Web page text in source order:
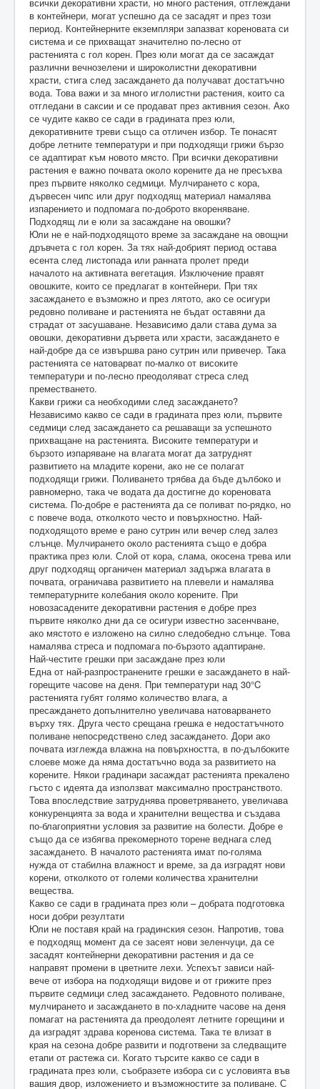
в контейнери, могат успешно да се засадят и през този
период. Контейнерните екземпляри запазват кореновата си
система и се прихващат значително по-лесно от
растенията с гол корен. През юли могат да се засаждат
различни вечнозелени и широколистни декоративни
храсти, стига след засаждането да получават достатъчно
вода. Това важи и за много иглолистни растения, които са
отгледани в саксии и се продават през активния сезон. Ако
се чудите какво се сади в градината през юли,
декоративните треви също са отличен избор. Те понасят
добре летните температури и при подходящи грижи бързо
се адаптират към новото място. При всички декоративни
растения е важно почвата около корените да не пресъхва
през първите няколко седмици. Мулчирането с кора,
дървесен чипс или друг подходящ материал намалява
изпарението и подпомага по-доброто вкореняване.
Подходящ ли е юли за засаждане на овошки?
Юли не е най-подходящото време за засаждане на овощни
дръвчета с гол корен. За тях най-добрият период остава
есента след листопада или ранната пролет преди
началото на активната вегетация. Изключение правят
овошките, които се предлагат в контейнери. При тях
засаждането е възможно и през лятото, ако се осигури
редовно поливане и растенията не бъдат оставяни да
страдат от засушаване. Независимо дали става дума за
овошки, декоративни дървета или храсти, засаждането е
най-добре да се извършва рано сутрин или привечер. Така
растенията се натоварват по-малко от високите
температури и по-лесно преодоляват стреса след
преместването.
Какви грижи са необходими след засаждането?
Независимо какво се сади в градината през юли, първите
седмици след засаждането са решаващи за успешното
прихващане на растенията. Високите температури и
бързото изпаряване на влагата могат да затруднят
развитието на младите корени, ако не се полагат
подходящи грижи. Поливането трябва да бъде дълбоко и
равномерно, така че водата да достигне до кореновата
система. По-добре е растенията да се поливат по-рядко, но
с повече вода, отколкото често и повърхностно. Най-
подходящото време е рано сутрин или вечер след залез
слънце. Мулчирането около растенията също е добра
практика през юли. Слой от кора, слама, окосена трева или
друг подходящ органичен материал задържа влагата в
почвата, ограничава развитието на плевели и намалява
температурните колебания около корените. При
новозасадените декоративни растения е добре през
първите няколко дни да се осигури известно засенчване,
ако мястото е изложено на силно следобедно слънце. Това
намалява стреса и подпомага по-бързото адаптиране.
Най-честите грешки при засаждане през юли
Една от най-разпространените грешки е засаждането в най-
горещите часове на деня. При температури над 30°C
растенията губят голямо количество влага, а
пресаждането допълнително увеличава натоварването
върху тях. Друга често срещана грешка е недостатъчното
поливане непосредствено след засаждането. Дори ако
почвата изглежда влажна на повърхността, в по-дълбоките
слоеве може да няма достатъчно вода за развитието на
корените. Някои градинари засаждат растенията прекалено
гъсто с идеята да използват максимално пространството.
Това впоследствие затруднява проветряването, увеличава
конкуренцията за вода и хранителни вещества и създава
по-благоприятни условия за развитие на болести. Добре е
също да се избягва прекомерното торене веднага след
засаждането. В началото растенията имат по-голяма
нужда от стабилна влажност и време, за да изградят нови
корени, отколкото от големи количества хранителни
вещества.
Какво се сади в градината през юли – добрата подготовка
носи добри резултати
Юли не поставя край на градинския сезон. Напротив, това
е подходящ момент да се засеят нови зеленчуци, да се
засадят контейнерни декоративни растения и да се
направят промени в цветните лехи. Успехът зависи най-
вече от избора на подходящи видове и от грижите през
първите седмици след засаждането. Редовното поливане,
мулчирането и засаждането в по-хладните часове на деня
помагат на растенията да преодолеят летните горещини и
да изградят здрава коренова система. Така те влизат в
края на сезона добре развити и подготвени за следващите
етапи от растежа си. Когато търсите какво се сади в
градината през юли, съобразете избора си с условията във
вашия двор, изложението и възможностите за поливане. С